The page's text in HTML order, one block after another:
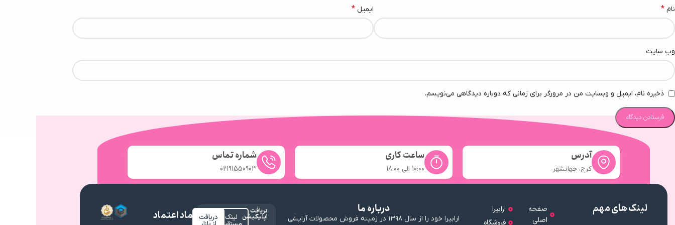
نام * ایمیل *
وب‌ سایت
ذخیره نام، ایمیل و وبسایت من در مرورگر برای زمانی که دوباره دیدگاهی می‌نویسم.
آدرس
کرج، جهانشهر
ساعت کاری
10:۰۰ الی 18:۰۰
شماره تماس
02191550903
لینک های مهم
صفحه
اصلی
ارابیرا
فروشگاه
درباره ما
ارابیرا خود را از سال ۱۳۹۸ در زمینه فروش محصولات آرایشی
دریافت
اپلیکیشن لینک دریافت نماد اعتماد